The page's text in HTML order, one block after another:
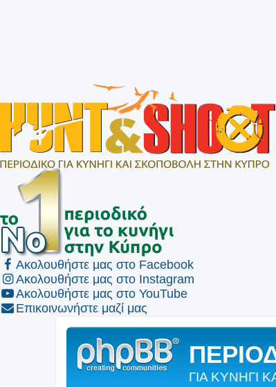
Ακολουθήστε μας στο Facebook
Ακολουθήστε μας στο Instagram
Ακολουθήστε μας στο YouTube
Επικοινωνήστε μαζί μας
ΓΙΑ ΚΥΝΗΓΙ